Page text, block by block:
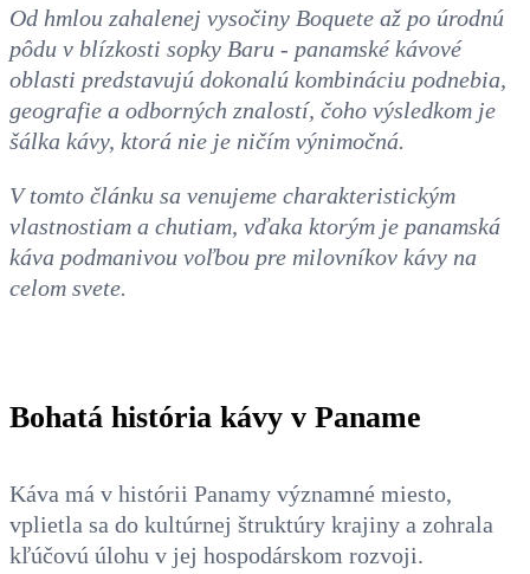
Od hmlou zahalenej vysočiny Boquete až po úrodnú
pôdu v blízkosti sopky Baru - panamské kávové
oblasti predstavujú dokonalú kombináciu podnebia,
geografie a odborných znalostí, čoho výsledkom je
šálka kávy, ktorá nie je ničím výnimočná.
V tomto článku sa venujeme charakteristickým
vlastnostiam a chutiam, vďaka ktorým je panamská
káva podmanivou voľbou pre milovníkov kávy na
celom svete.
Bohatá história kávy v Paname
Káva má v histórii Panamy významné miesto,
vplietla sa do kultúrnej štruktúry krajiny a zohrala
kľúčovú úlohu v jej hospodárskom rozvoji.